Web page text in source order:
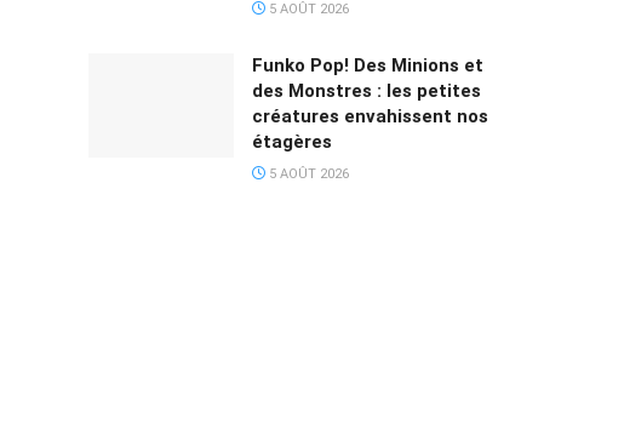
5 AOÛT 2026
Funko Pop! Des Minions et
des Monstres : les petites
créatures envahissent nos
étagères
5 AOÛT 2026